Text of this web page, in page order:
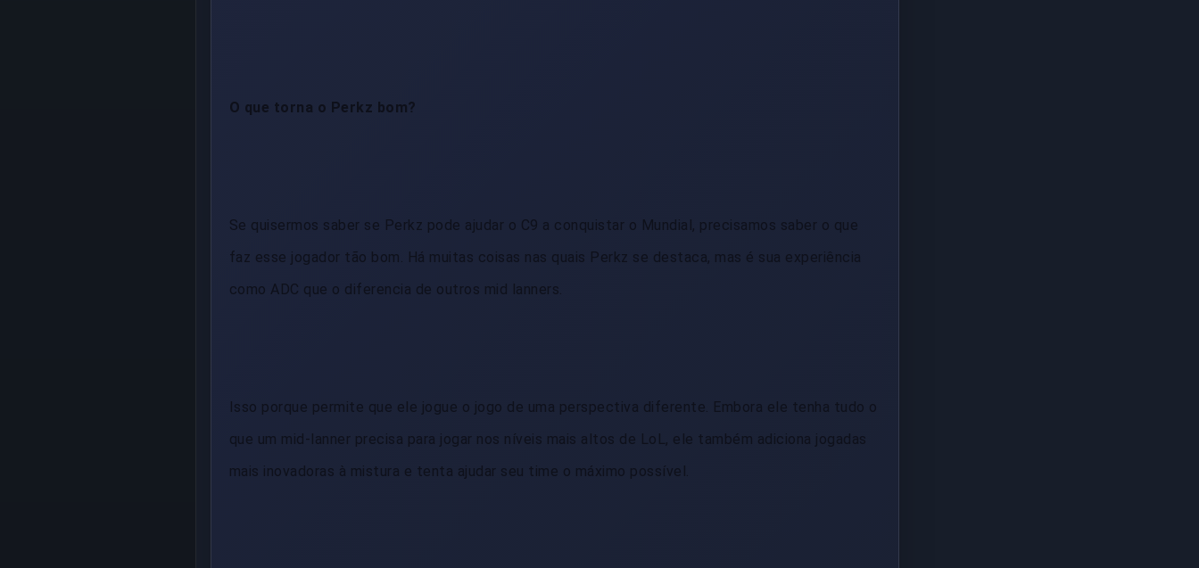
O que torna o Perkz bom?
Se quisermos saber se Perkz pode ajudar o C9 a conquistar o Mundial, precisamos saber o que
faz esse jogador tão bom. Há muitas coisas nas quais Perkz se destaca, mas é sua experiência
como ADC que o diferencia de outros mid lanners.
Isso porque permite que ele jogue o jogo de uma perspectiva diferente. Embora ele tenha tudo o
que um mid-lanner precisa para jogar nos níveis mais altos de LoL, ele também adiciona jogadas
mais inovadoras à mistura e tenta ajudar seu time o máximo possível.